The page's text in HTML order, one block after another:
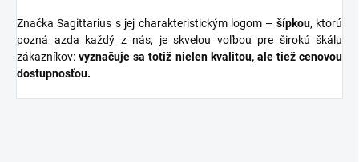
Značka Sagittarius s jej charakteristickým logom – šípkou, ktorú
pozná azda každý z nás, je skvelou voľbou pre širokú škálu
zákazníkov:vyznačuje sa totiž nielen kvalitou, ale tiež cenovou
dostupnosťou.